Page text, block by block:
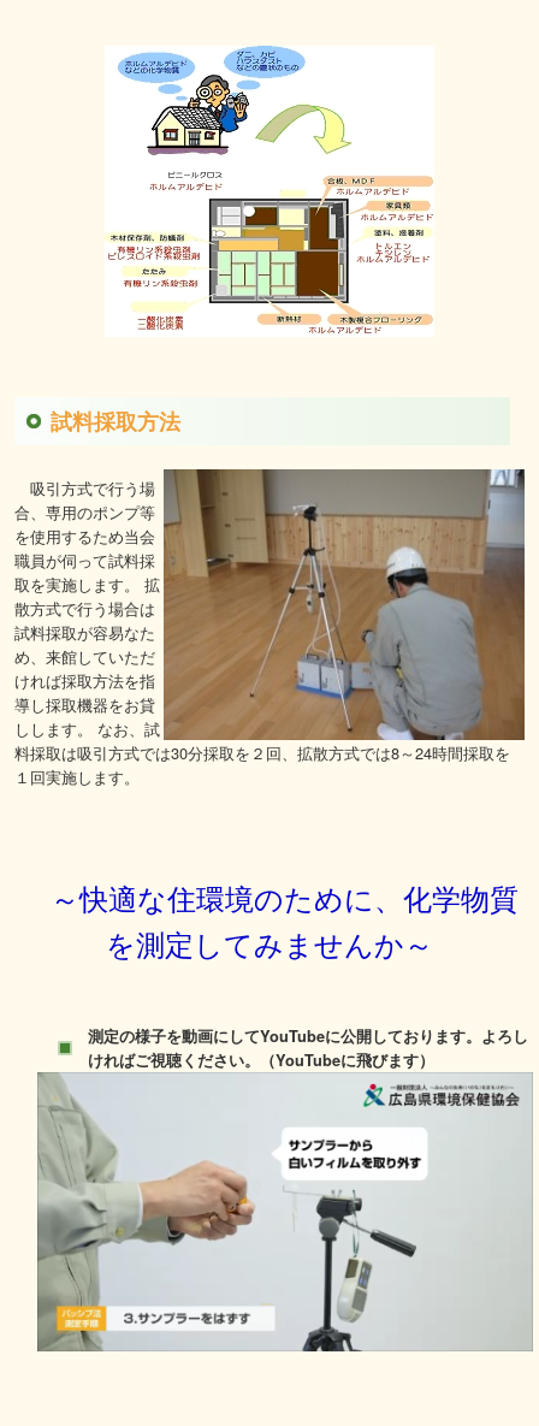
試料採取方法
吸引方式で行う場
合、専用のポンプ等
を使用するため当会
職員が伺って試料採
取を実施します。 拡
散方式で行う場合は
試料採取が容易なた
め、来館していただ
ければ採取方法を指
導し採取機器をお貸
しします。 なお、試
料採取は吸引方式では30分採取を２回、拡散方式では8～24時間採取を
１回実施します。
～快適な住環境のために、化学物質
を測定してみませんか～
測定の様子を動画にしてYouTubeに公開しております。よろし
ければご視聴ください。（YouTubeに飛びます）